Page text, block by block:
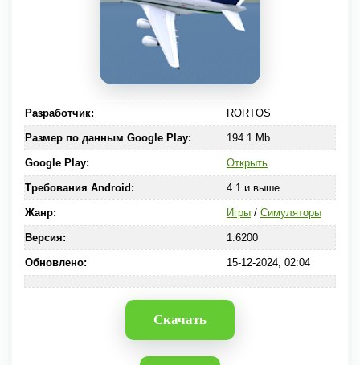
Разработчик: RORTOS
Размер по данным Google Play: 194.1 Mb
Google Play: Открыть
Требования Android: 4.1 и выше
Жанр: Игры/ Симуляторы
Версия: 1.6200
Обновлено: 15-12-2024, 02:04
Скачать